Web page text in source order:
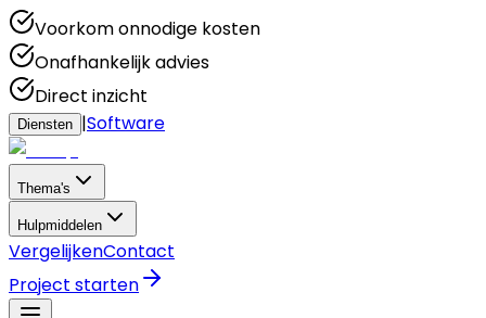
Voorkom onnodige kosten
Onafhankelijk advies
Direct inzicht
Diensten |Software
Thema's
Hulpmiddelen
VergelijkenContact
Project starten